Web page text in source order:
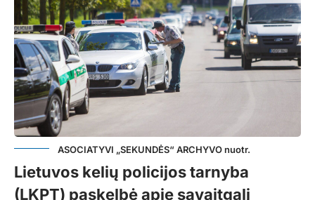
ASOCIATYVI „SEKUNDĖS“ ARCHYVO nuotr.
Lietuvos kelių policijos tarnyba
(LKPT) paskelbė apie savaitgalį